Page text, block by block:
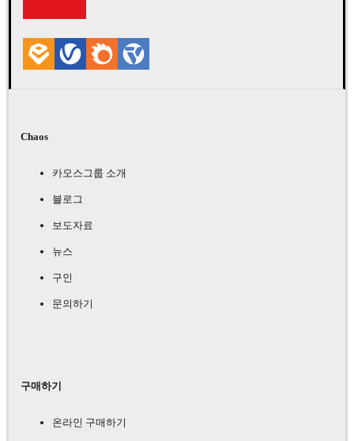
Chaos
카오스그룹 소개
블로그
보도자료
뉴스
구인
문의하기
구매하기
온라인 구매하기